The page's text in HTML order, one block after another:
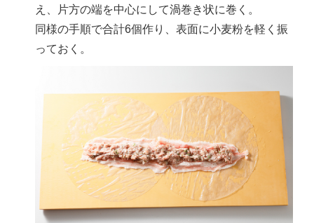
え、片方の端を中心にして渦巻き状に巻く。
同様の手順で合計6個作り、表面に小麦粉を軽く振
っておく。